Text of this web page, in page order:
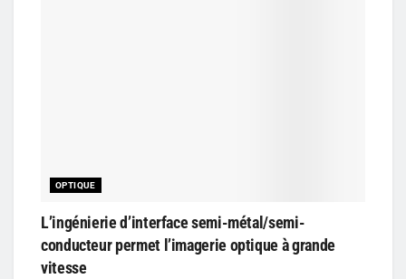
OPTIQUE
L’ingénierie d’interface semi-métal/semi-
conducteur permet l’imagerie optique à grande
vitesse